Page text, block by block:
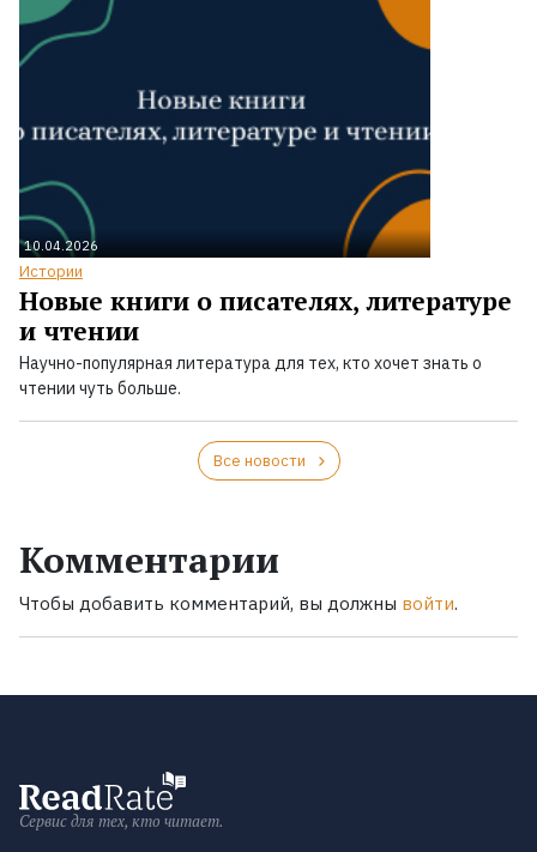
10.04.2026
Истории
Новые книги о писателях, литературе
и чтении
Научно-популярная литература для тех, кто хочет знать о
чтении чуть больше.
Все новости
Комментарии
Чтобы добавить комментарий, вы должны войти.
Сервис для тех, кто читает.